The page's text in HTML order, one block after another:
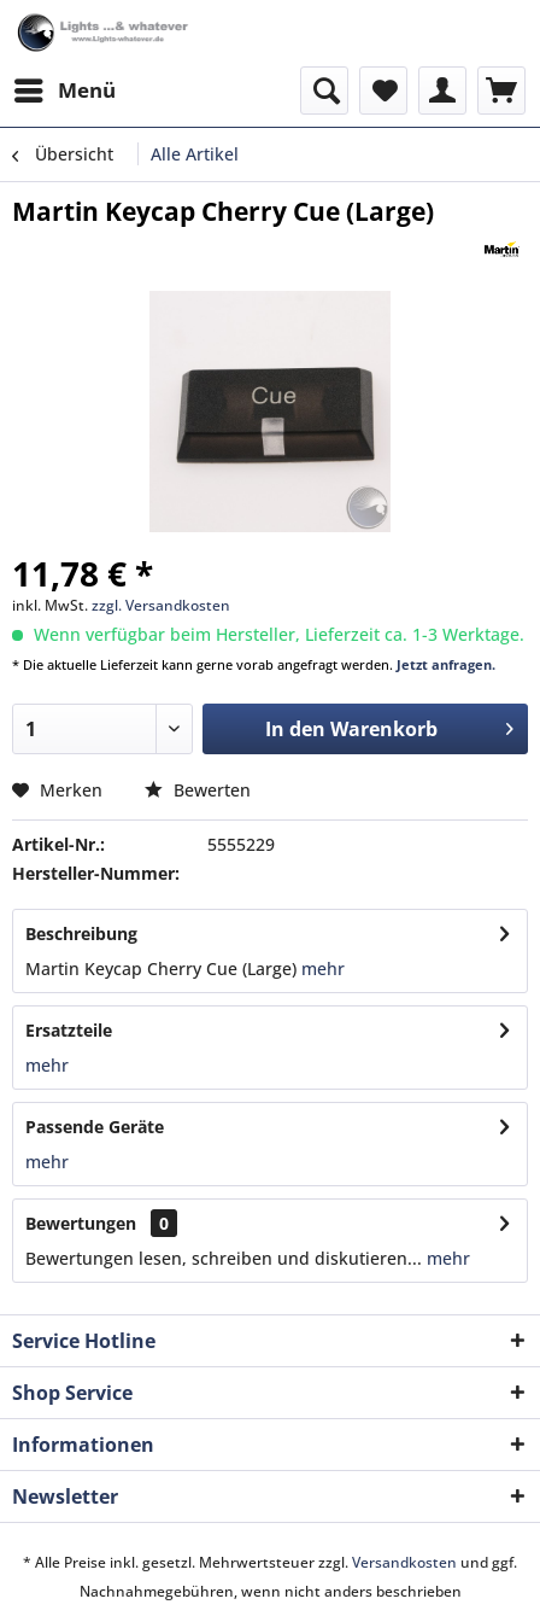
Menü
Übersicht Alle Artikel
Martin Keycap Cherry Cue (Large)
11,78 € *
inkl. MwSt.zzgl. Versandkosten
Wenn verfügbar beim Hersteller, Lieferzeit ca. 1-3 Werktage.
* Die aktuelle Lieferzeit kann gerne vorab angefragt werden. Jetzt anfragen.
In den Warenkorb
Merken Bewerten
Artikel-Nr.:
5555229
Hersteller-Nummer:
Beschreibung
Martin Keycap Cherry Cue (Large) mehr
Ersatzteile
mehr
Passende Geräte
mehr
Bewertungen
0
Bewertungen lesen, schreiben und diskutieren... mehr
Service Hotline
Shop Service
Informationen
Newsletter
* Alle Preise inkl. gesetzl. Mehrwertsteuer zzgl.Versandkosten und ggf.
Nachnahmegebühren, wenn nicht anders beschrieben